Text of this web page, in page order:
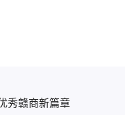
秀赣商新篇章